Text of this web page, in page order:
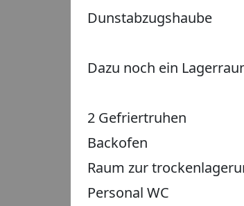
Dunstabzugshaube
Dazu noch ein
2 Gefriertruhen
Backofen
Raum zur
Personal WC